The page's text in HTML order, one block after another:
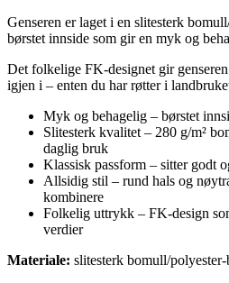
Genseren er laget i en slitesterk
børstet innside som gir en myk og
Det folkelige FK-designet gir
igjen i – enten du har røtter i
Myk og behagelig – børstet
Slitesterk kvalitet – 280 g/m²
daglig bruk
Klassisk passform – sitter godt
Allsidig stil – rund hals og
kombinere
Folkelig uttrykk – FK-design
verdier
Materiale: slitesterk bomull/